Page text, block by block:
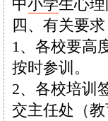
中小学生心
四、有关要求
1、各校要高
按时参训。
2、各校培训
交主任处（